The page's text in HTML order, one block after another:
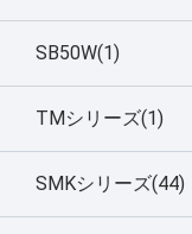
SB50W(1)
TMシリーズ(1)
SMKシリーズ(44)